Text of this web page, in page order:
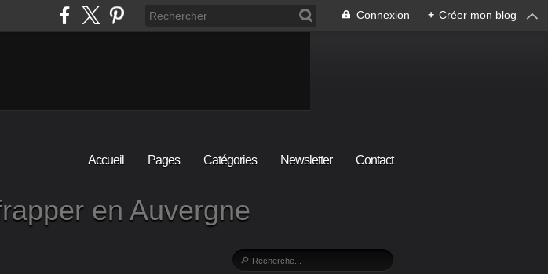
Connexion + Créer mon blog
Accueil Pages Catégories Newsletter Contact
en Auvergne